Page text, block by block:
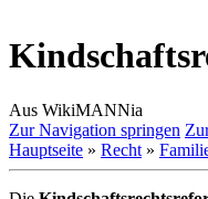
Aus WikiMANNia
Zur Navigation springen
Hauptseite » Recht »